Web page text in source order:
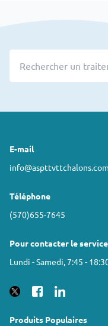
E-mail
info@aspttvttchalons.com
Téléphone
(570)655-7645
Pour contacter le
Lundi - Samedi, 7:45 -
Produits Populaires